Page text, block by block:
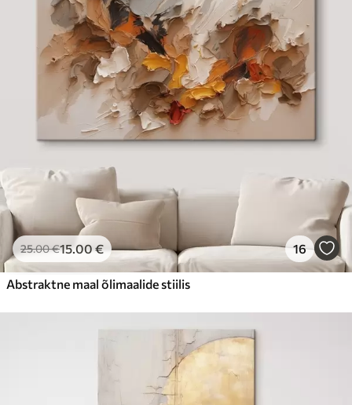
25.00€15.00€ 16
Abstraktne maal õlimaalide stiilis